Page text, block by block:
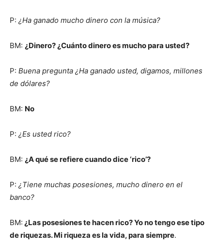
P: ¿Ha ganado mucho dinero con la música?
BM: ¿Dinero? ¿Cuánto dinero es mucho para usted?
P: Buena pregunta ¿Ha ganado usted, digamos, millones
de dólares?
BM: No
P: ¿Es usted rico?
BM: ¿A qué se refiere cuando dice ‘rico’?
P: ¿Tiene muchas posesiones, mucho dinero en el
banco?
BM: ¿Las posesiones te hacen rico? Yo no tengo ese tipo
de riquezas. Mi riqueza es la vida, para siempre.